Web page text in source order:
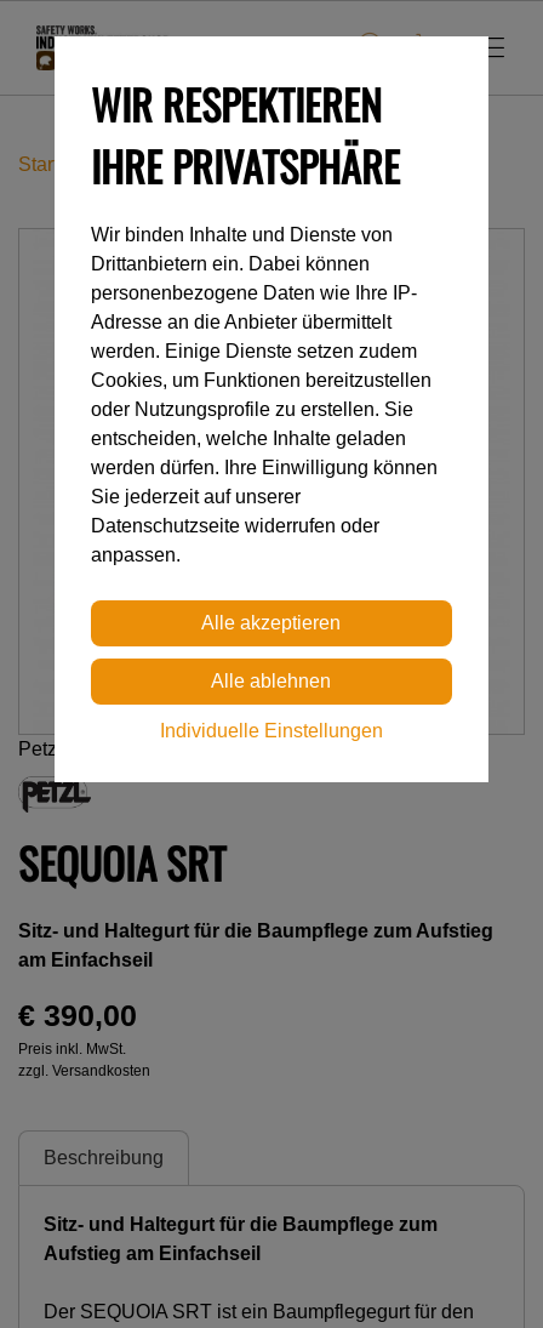
Startseite Industrieklettern Gurte SEQUOIA SRT
Petzl
SEQUOIA SRT
Sitz- und Haltegurt für die Baumpflege zum Aufstieg
am Einfachseil
€ 390,00
Preis inkl. MwSt.
zzgl. Versandkosten
Beschreibung
Sitz- und Haltegurt für die Baumpflege zum
Aufstieg am Einfachseil
Der SEQUOIA SRT ist ein Baumpflegegurt für den
WIR RESPEKTIEREN
IHRE PRIVATSPHÄRE
Wir binden Inhalte und Dienste von
Drittanbietern ein. Dabei können
personenbezogene Daten wie Ihre IP-
Adresse an die Anbieter übermittelt
werden. Einige Dienste setzen zudem
Cookies, um Funktionen bereitzustellen
oder Nutzungsprofile zu erstellen. Sie
entscheiden, welche Inhalte geladen
werden dürfen. Ihre Einwilligung können
Sie jederzeit auf unserer
Datenschutzseite widerrufen oder
anpassen.
Individuelle Einstellungen